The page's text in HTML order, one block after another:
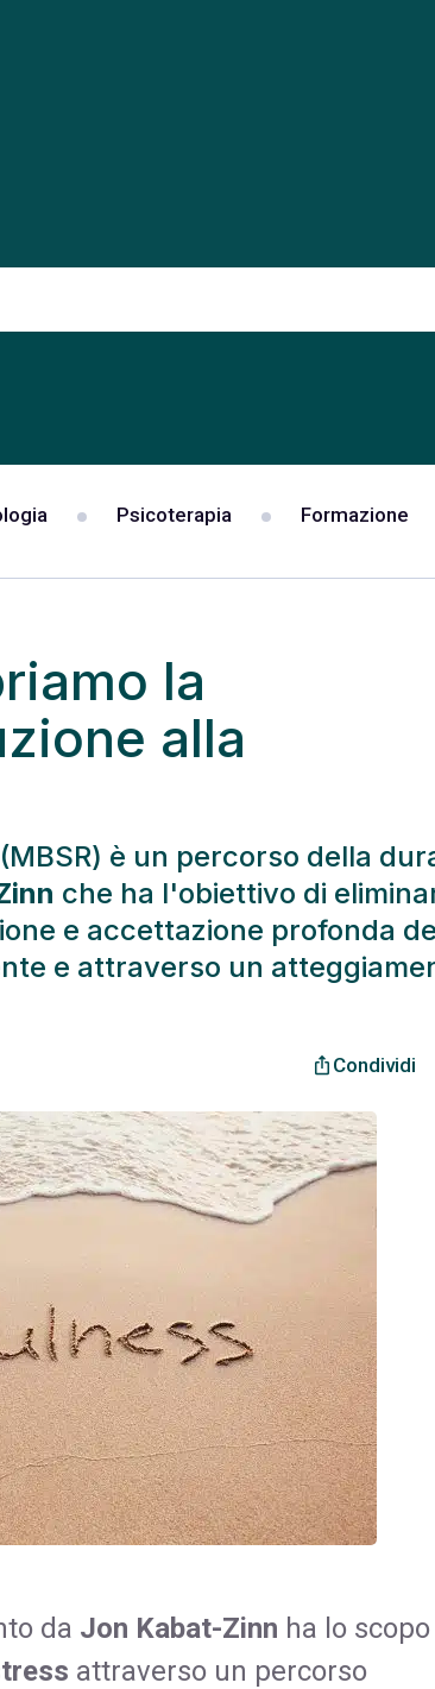
Psicoterapia Formazione
la
alla
è un percorso della
che ha l'obiettivo di
e accettazione profonda
e attraverso un
ios_share Condividi
da Jon Kabat-Zinn ha lo
attraverso un percorso